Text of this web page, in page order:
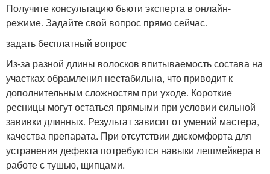
Получите консультацию бьюти эксперта в онлайн-
режиме. Задайте свой вопрос прямо сейчас.
задать бесплатный вопрос
Из-за разной длины волосков впитываемость состава на
участках обрамления нестабильна, что приводит к
дополнительным сложностям при уходе. Короткие
ресницы могут остаться прямыми при условии сильной
завивки длинных. Результат зависит от умений мастера,
качества препарата. При отсутствии дискомфорта для
устранения дефекта потребуются навыки лешмейкера в
работе с тушью, щипцами.